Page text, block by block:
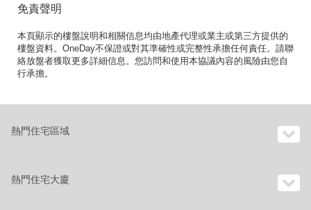
免責聲明
本頁顯示的樓盤說明和相關信息均由地產代理或業主或第三方提供的
樓盤資料。OneDay不保證或對其準確性或完整性承擔任何責任。請聯
絡放盤者獲取更多詳細信息。您訪問和使用本協議內容的風險由您自
行承擔。
熱門住宅區域
熱門住宅大廈